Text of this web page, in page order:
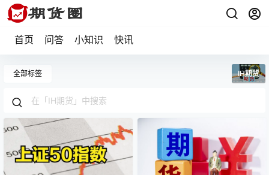
首页 问答 小知识 快讯
全部标签 IH期货